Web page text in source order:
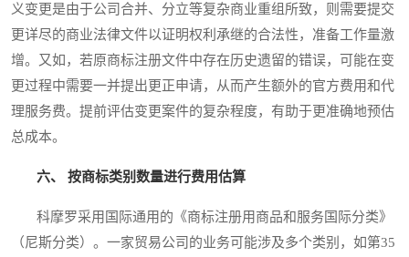
义变更是由于公司合并、分立等复杂商业重组所致，则需要提交
更详尽的商业法律文件以证明权利承继的合法性，准备工作量激
增。又如，若原商标注册文件中存在历史遗留的错误，可能在变
更过程中需要一并提出更正申请，从而产生额外的官方费用和代
理服务费。提前评估变更案件的复杂程度，有助于更准确地预估
总成本。
六、 按商标类别数量进行费用估算
科摩罗采用国际通用的《商标注册用商品和服务国际分类》
（尼斯分类）。一家贸易公司的业务可能涉及多个类别，如第35